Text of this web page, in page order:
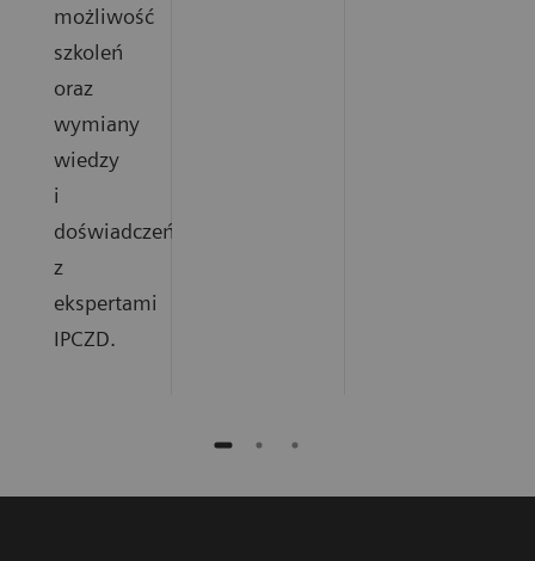
możliwość
szkoleń
oraz
wymiany
wiedzy
i
doświadczeń
z
ekspertami
IPCZD.